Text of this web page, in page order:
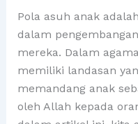
Pola asuh anak
dalam
mereka. Dalam
memiliki landasan
memandang anak
oleh Allah kepada